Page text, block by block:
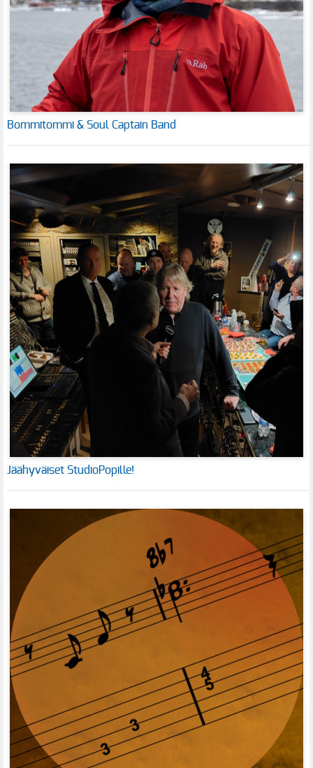
Bommitommi & Soul Captain Band
Jäähyväiset StudioPopille!